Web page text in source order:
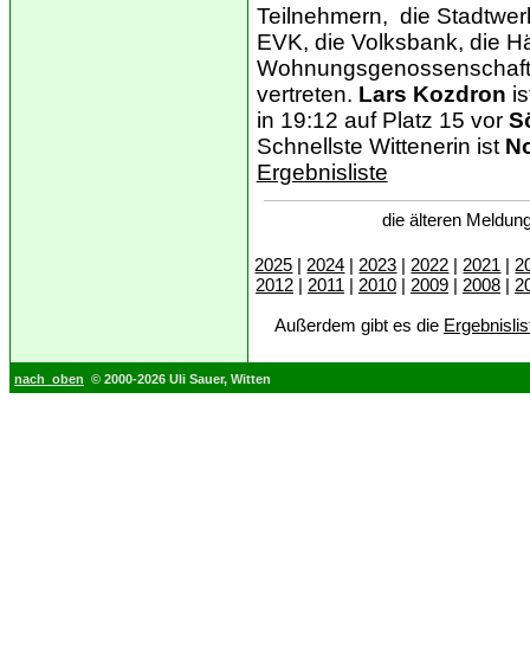
Teilnehmern, die
EVK, die Volksbank, die
vertreten. Lars Kozdron
in 19:12 auf Platz 15 vor
Schnellste Wittenerin ist
Ergebnisliste
die älteren
2025 | 2024 | 2023 | 2022 | 2021 |
2012 | 2011 | 2010 | 2009 | 2008 |
Außerdem gibt es die
nach oben © 2000-2026 Uli Sauer, Witten